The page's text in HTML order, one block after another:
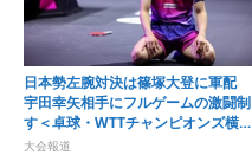
日本勢左腕対決は篠塚大登に軍配
宇田幸矢相手にフルゲームの激闘制
す＜卓球・WTTチャンピオンズ横浜
2026＞
大会報道